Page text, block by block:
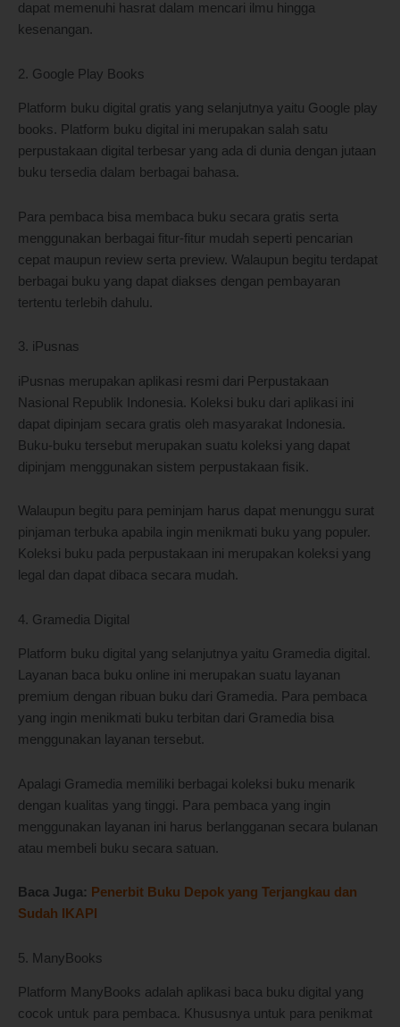
dapat memenuhi hasrat dalam mencari ilmu hingga
kesenangan.
2. Google Play Books
Platform buku digital gratis yang selanjutnya yaitu Google play
books. Platform buku digital ini merupakan salah satu
perpustakaan digital terbesar yang ada di dunia dengan jutaan
buku tersedia dalam berbagai bahasa.
Para pembaca bisa membaca buku secara gratis serta
menggunakan berbagai fitur-fitur mudah seperti pencarian
cepat maupun review serta preview. Walaupun begitu terdapat
berbagai buku yang dapat diakses dengan pembayaran
tertentu terlebih dahulu.
3. iPusnas
iPusnas merupakan aplikasi resmi dari Perpustakaan
Nasional Republik Indonesia. Koleksi buku dari aplikasi ini
dapat dipinjam secara gratis oleh masyarakat Indonesia.
Buku-buku tersebut merupakan suatu koleksi yang dapat
dipinjam menggunakan sistem perpustakaan fisik.
Walaupun begitu para peminjam harus dapat menunggu surat
pinjaman terbuka apabila ingin menikmati buku yang populer.
Koleksi buku pada perpustakaan ini merupakan koleksi yang
legal dan dapat dibaca secara mudah.
4. Gramedia Digital
Platform buku digital yang selanjutnya yaitu Gramedia digital.
Layanan baca buku online ini merupakan suatu layanan
premium dengan ribuan buku dari Gramedia. Para pembaca
yang ingin menikmati buku terbitan dari Gramedia bisa
menggunakan layanan tersebut.
Apalagi Gramedia memiliki berbagai koleksi buku menarik
dengan kualitas yang tinggi. Para pembaca yang ingin
menggunakan layanan ini harus berlangganan secara bulanan
atau membeli buku secara satuan.
Baca Juga: Penerbit Buku Depok yang Terjangkau dan
Sudah IKAPI
5. ManyBooks
Platform ManyBooks adalah aplikasi baca buku digital yang
cocok untuk para pembaca. Khususnya untuk para penikmat